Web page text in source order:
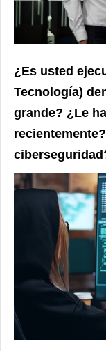
¿Es usted
Tecnología)
grande? ¿Le